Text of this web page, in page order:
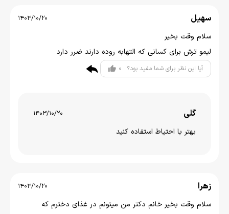
سهیل 1403/10/20
سلام وقت بخیر
لیمو ترش برای کسانی که التهابه روده دارند ضرر دارد
آیا این نظر برای شما مفید بود؟ 0
گلی 1403/10/20
بهتر با احتیاط استفاده کنید
زهرا 1403/10/20
سلام وقت بخیر خانم دکتر من میتونم در غذای دخترم که